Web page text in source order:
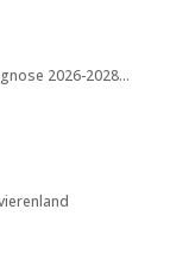
2026-2028…